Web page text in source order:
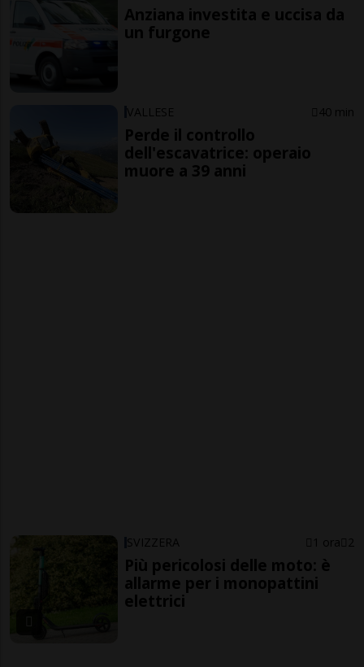
Anziana investita e uccisa da
un furgone
VALLESE 40 min
Perde il controllo
dell'escavatrice: operaio
muore a 39 anni
SVIZZERA 1 ora 2
Più pericolosi delle moto: è
allarme per i monopattini
elettrici